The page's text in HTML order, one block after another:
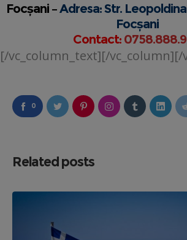
Focșani –Adresa: Str.
Focșani
Contact:
[/vc_column_text][/vc_column][/
0
Related posts